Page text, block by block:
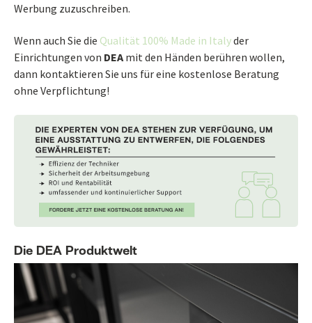
Werbung zuzuschreiben.
Wenn auch Sie die Qualität 100% Made in Italyder
Einrichtungen von DEA mit den Händen berühren wollen,
dann kontaktieren Sie uns für eine kostenlose Beratung
ohne Verpflichtung!
Die DEA Produktwelt